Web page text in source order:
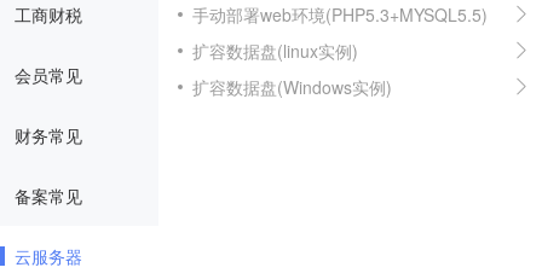
工商财税
会员常见
财务常见
备案常见
云服务器
手动部署web环境(PHP5.3+MYSQL5.5)
扩容数据盘(linux实例)
扩容数据盘(Windows实例)